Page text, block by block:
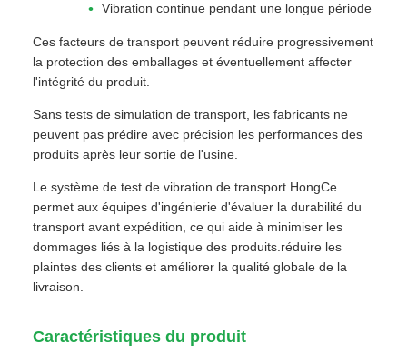
Vibration continue pendant une longue période
Ces facteurs de transport peuvent réduire progressivement
la protection des emballages et éventuellement affecter
l'intégrité du produit.
Sans tests de simulation de transport, les fabricants ne
peuvent pas prédire avec précision les performances des
produits après leur sortie de l'usine.
Le système de test de vibration de transport HongCe
permet aux équipes d'ingénierie d'évaluer la durabilité du
transport avant expédition, ce qui aide à minimiser les
dommages liés à la logistique des produits.réduire les
plaintes des clients et améliorer la qualité globale de la
livraison.
Caractéristiques du produit